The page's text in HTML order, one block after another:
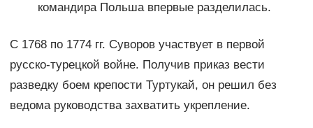
командира Польша впервые разделилась.
С 1768 по 1774 гг. Суворов участвует в первой
русско-турецкой войне. Получив приказ вести
разведку боем крепости Туртукай, он решил без
ведома руководства захватить укрепление.